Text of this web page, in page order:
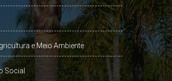
e Meio Ambiente
Social